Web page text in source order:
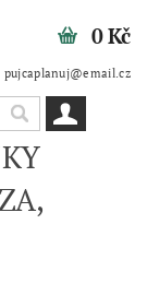
pujcaplanuj@email.cz
0 Kč